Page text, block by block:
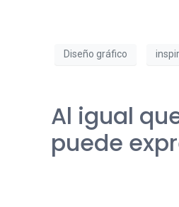
Diseño gráfico
Al igual
puede